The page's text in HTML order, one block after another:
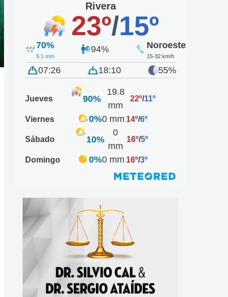
Rivera
23º/15º
70%
5.1 mm
94% Noroeste
15-32 km/h
07:26 18:10 55%
Jueves 90%
19.8
mm
22º/11º
Viernes 0%0 mm 14º/6º
Sábado 10%
0
mm
16º/5º
Domingo 0%0 mm 16º/3º